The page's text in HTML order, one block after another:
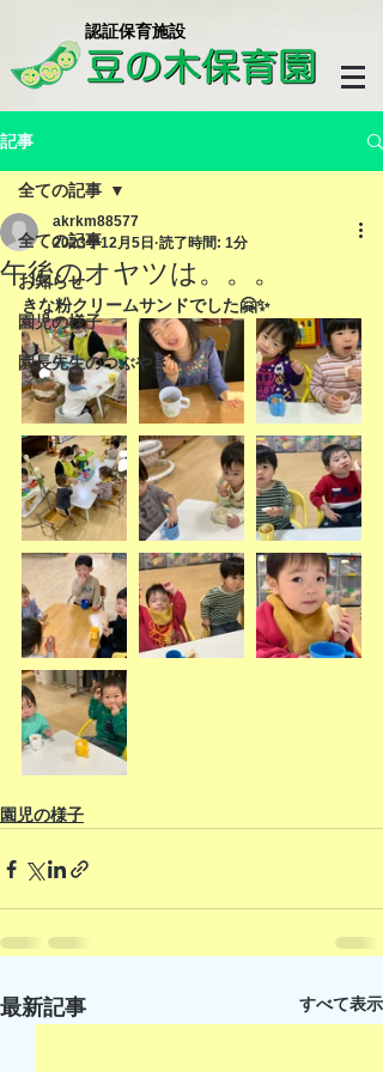
​認証保育施設
記事
全ての記事
お知らせ
園児の様子
園長先生のつぶやき
全ての記事
午後のオヤツは。。。
akrkm88577
2023年12月5日 読了時間: 1分
きな粉クリームサンドでした🤗✨
園児の様子
最新記事 すべて表示